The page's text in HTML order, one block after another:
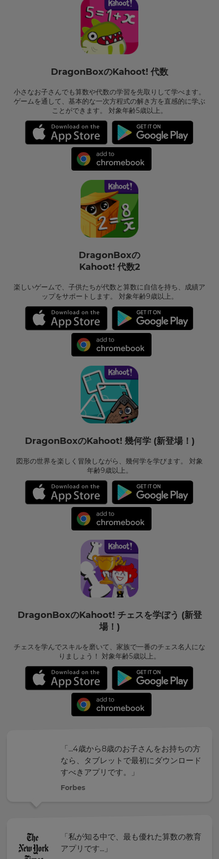
DragonBoxのKahoot! 代数
小さなお子さんでも算数や代数の学習を先取りして学べます。
ゲームを通して、基本的な一次方程式の解き方を直感的に学ぶ
ことができます。 対象年齢5歳以上。
DragonBoxの
Kahoot! 代数2
楽しいゲームで、子供たちが代数と算数に自信を持ち、成績ア
ップをサポートします。 対象年齢9歳以上。
DragonBoxのKahoot! 幾何学 (新登場！)
図形の世界を楽しく冒険しながら、幾何学を学びます。 対象
年齢9歳以上。
DragonBoxのKahoot! チェスを学ぼう (新登
場！)
チェスを学んでスキルを磨いて、家族で一番のチェス名人にな
りましょう！ 対象年齢5歳以上。
「...4歳から8歳のお子さんをお持ちの方
なら、タブレットで最初にダウンロード
すべきアプリです。」
Forbes
「私が知る中で、最も優れた算数の教育
アプリです...」
language,
currency.
Region